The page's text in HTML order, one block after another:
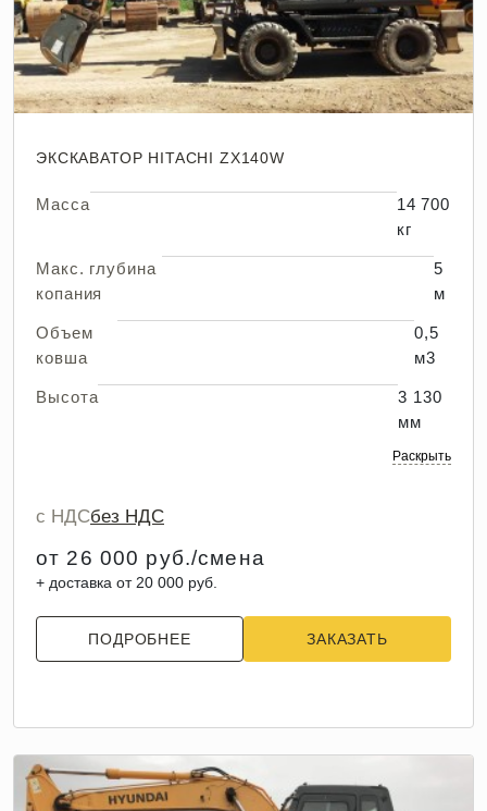
ЭКСКАВАТОР HITACHI ZX140W
Масса
14 700
кг
Макс. глубина
копания
5
м
Объем
ковша
0,5
м3
Высота
3 130
мм
Раскрыть
с НДСбез НДС
от 26 000 руб./смена
+ доставка от 20 000 руб.
ПОДРОБНЕЕ ЗАКАЗАТЬ